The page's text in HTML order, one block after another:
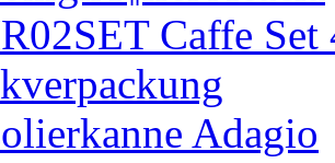
Caffe Set
Adagio